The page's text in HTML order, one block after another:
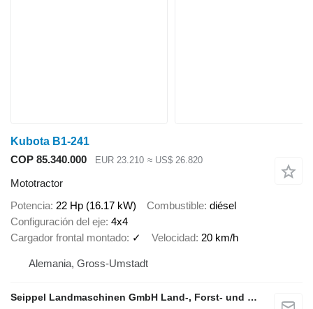
Kubota B1-241
COP 85.340.000
EUR 23.210 ≈ US$ 26.820
Mototractor
Potencia 22 Hp (16.17 kW) Combustible diésel
Configuración del eje 4x4
Cargador frontal montado ✓ Velocidad 20 km/h
Alemania, Gross-Umstadt
Seippel Landmaschinen GmbH Land-, Forst- und Gartentechnik